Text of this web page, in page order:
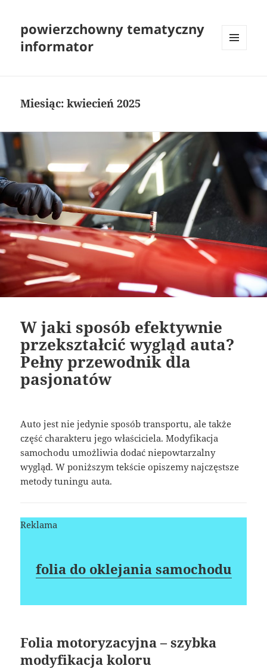
powierzchowny tematyczny
informator
Miesiąc:kwiecień 2025
W jaki sposób efektywnie
przekształcić wygląd auta?
Pełny przewodnik dla
pasjonatów
Auto jest nie jedynie sposób transportu, ale także
część charakteru jego właściciela. Modyfikacja
samochodu umożliwia dodać niepowtarzalny
wygląd. W poniższym tekście opiszemy najczęstsze
metody tuningu auta.
Reklama
folia do oklejania samochodu
Folia motoryzacyjna – szybka
modyfikacja koloru